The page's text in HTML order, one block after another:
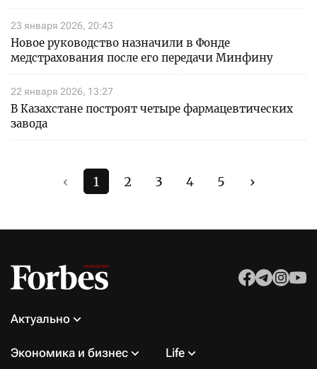
23 января 2026, 20:43
Новое руководство назначили в Фонде
медстрахования после его передачи Минфину
22 января 2026, 13:27
В Казахстане построят четыре фармацевтических
завода
‹ 1 2 3 4 5 ›
Актуально
Экономика и бизнес Life